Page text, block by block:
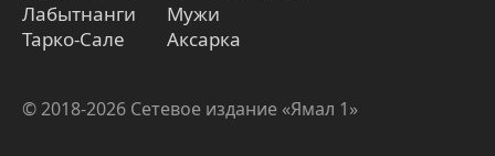
Лабытнанги
Тарко-Сале
Мужи
Аксарка
© 2018-2026 Сетевое издание «Ямал 1»